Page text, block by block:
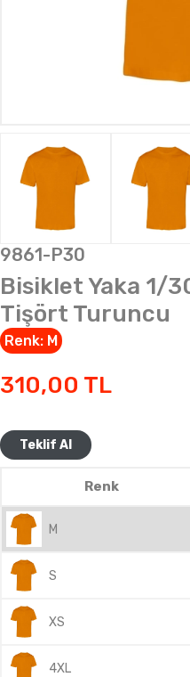
9861-P30
Bisiklet Yaka 1/
Tişört Turuncu
Renk: M
310,00 TL
Teklif Al
Renk
M
S
XS
4XL